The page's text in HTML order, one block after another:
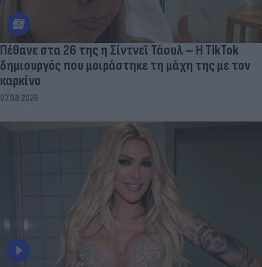
Πέθανε στα 26 της η Σίντνεϊ Τάουλ – Η TikTok
δημιουργός που μοιράστηκε τη μάχη της με τον
καρκίνο
07.08.2026